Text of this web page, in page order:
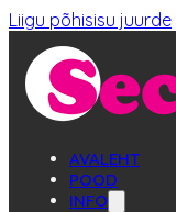
Liigu põhisisu juurde
AVALEHT
POOD
INFO